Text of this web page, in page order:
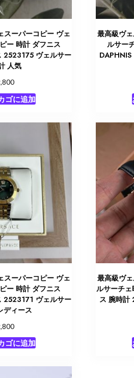
スーパーコピー ヴェ
ー 時計 ダフニス
2523175 ヴェルサー
人気
ゴに追加
最高級ヴ
ルサー
スーパーコピー ヴェ
ー 時計 ダフニス
2523171 ヴェルサー
ディース
ゴに追加
最高級ヴ
ルサーチ
ス 腕時計